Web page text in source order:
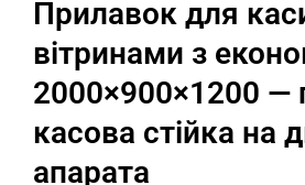
Прилавок для
вітринами з
2000×900×1200 —
касова стійка на
апарата